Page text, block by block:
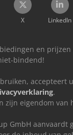
X LinkedIn
en prijzen
bindend!
accepteert
.
zijn eigendom van
GmbH aanvaardt